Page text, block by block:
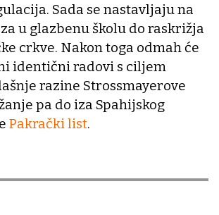
Sada se nastavljaju na
u glazbenu školu do raskrižja
crkve. Nakon toga odmah će
identični radovi s ciljem
razine Strossmayerove
pa do iza Spahijskog
Pakrački list.